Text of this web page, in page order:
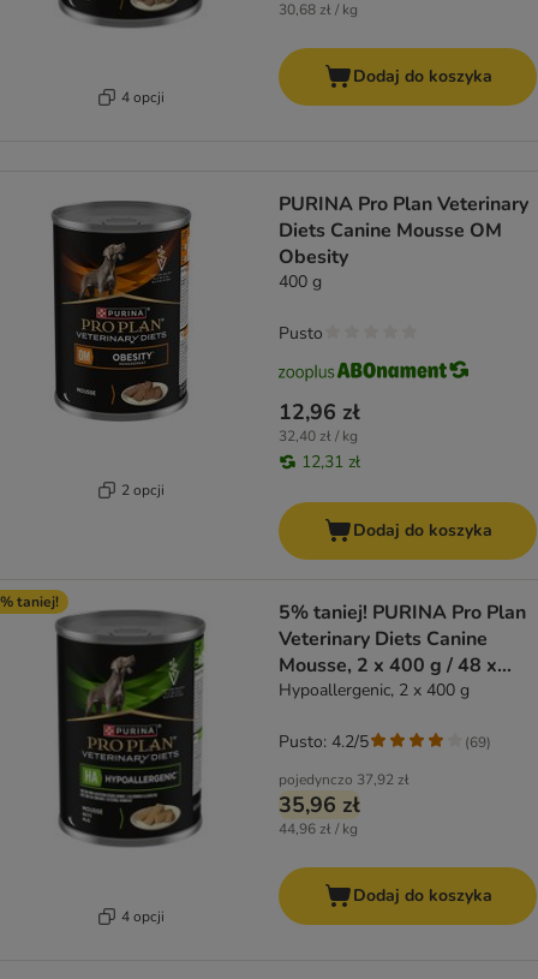
4 opcji
30,68 zł / kg
Dodaj do koszyka
2 opcji
PURINA Pro Plan Veterinary
Diets Canine Mousse OM
Obesity
400 g
12,96 zł
32,40 zł / kg
12,31 zł
Pusto
Dodaj do koszyka
taniej!
4 opcji
5% taniej! PURINA Pro Plan
Veterinary Diets Canine
Mousse, 2 x 400 g / 48 x
195 g
Hypoallergenic, 2 x 400 g
pojedynczo 37,92 zł
35,96 zł
44,96 zł / kg
Pusto: 4.2/5 (69)
Dodaj do koszyka